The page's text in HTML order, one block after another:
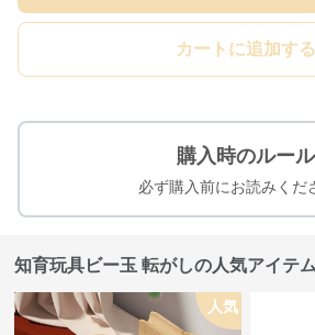
カートに追加する
購入時のルール
必ず購入前にお読みくだ
知育玩具ビー玉 転がしの人気アイテム
人気